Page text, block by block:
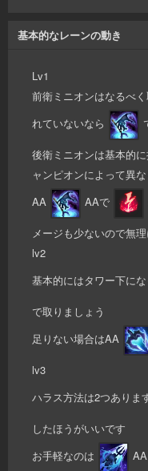
基本的なレーンの動き
Lv1
前衛ミニオンはなるべ
れていないなら
後衛ミニオンは基本的
ャンピオンによって異
AA
AAで
メージも少ないので無
lv2
基本的にはタワー下に
で取りましょう
足りない場合はAA
lv3
ハラス方法は2つありま
したほうがいいです
お手軽なのは
AA